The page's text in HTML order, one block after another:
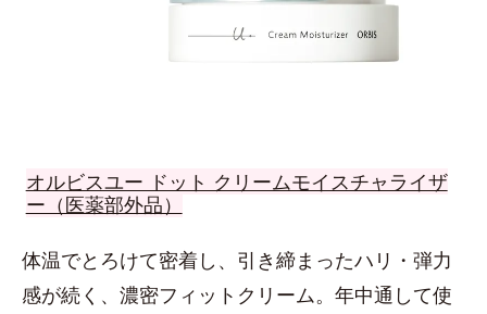
オルビスユー ドット クリームモイスチャライザ
ー（医薬部外品）
体温でとろけて密着し、引き締まったハリ・弾力
感が続く、濃密フィットクリーム。年中通して使